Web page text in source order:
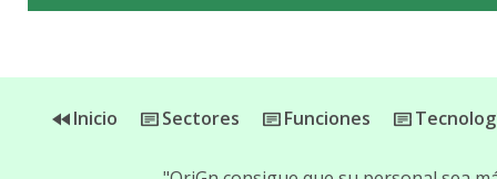
Inicio Sectores Funciones